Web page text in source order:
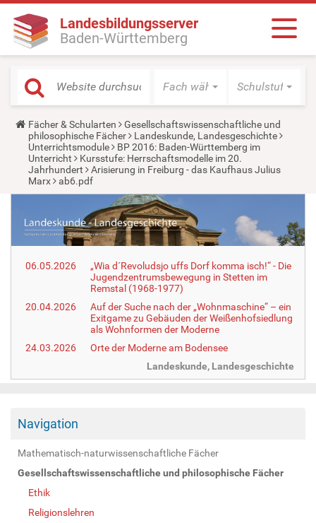
Landesbildungsserver
Baden-Württemberg
Fach wählen Schulstufe
Y
o
u
a
r
e
h
e
:
Fächer & Schularten
Gesellschaftswissenschaftliche und
philosophische Fächer
Landeskunde, Landesgeschichte
Unterrichtsmodule
BP 2016: Baden-Württemberg im
Unterricht
Kursstufe: Herrschaftsmodelle im 20.
Jahrhundert
Arisierung in Freiburg - das Kaufhaus Julius
Marx
ab6.pdf
06.05.2026
„Wia d´Revoludsjo uffs Dorf komma isch!“ - Die
Jugendzentrumsbewegung in Stetten im
Remstal (1968-1977)
20.04.2026
Auf der Suche nach der „Wohnmaschine“ – ein
Exitgame zu Gebäuden der Weißenhofsiedlung
als Wohnformen der Moderne
24.03.2026
Orte der Moderne am Bodensee
Landeskunde, Landesgeschichte
Navigation
Mathematisch-naturwissenschaftliche Fächer
Gesellschaftswissenschaftliche und philosophische Fächer
Ethik
Religionslehren